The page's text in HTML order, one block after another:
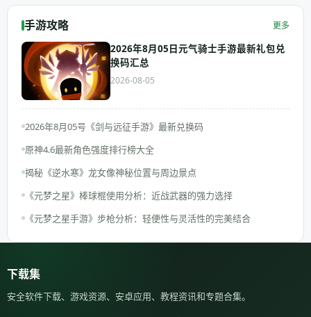
手游攻略 更多
2026年8月05日元气骑士手游最新礼包兑
换码汇总
2026-08-05
2026年8月05号《剑与远征手游》最新兑换码
原神4.6最新角色强度排行榜大全
揭秘《逆水寒》龙女像神秘位置与周边景点
《元梦之星》棒球棍使用分析：近战武器的强力选择
《元梦之星手游》步枪分析：轻便性与灵活性的完美结合
下载集
安全软件下载、游戏资源、安卓应用、教程资讯和专题合集。